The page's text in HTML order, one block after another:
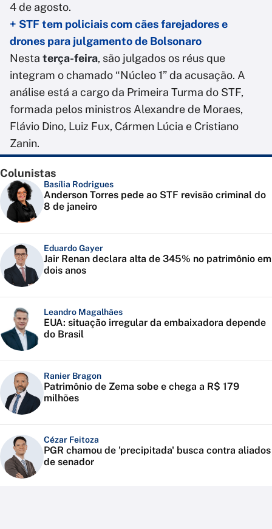
4 de agosto.
+ STF tem policiais com cães farejadores e
drones para julgamento de Bolsonaro
Nesta terça-feira, são julgados os réus que
integram o chamado “Núcleo 1” da acusação. A
análise está a cargo da Primeira Turma do STF,
formada pelos ministros Alexandre de Moraes,
Flávio Dino, Luiz Fux, Cármen Lúcia e Cristiano
Zanin.
Colunistas
Basília Rodrigues
Anderson Torres pede ao STF revisão criminal do
8 de janeiro
Eduardo Gayer
Jair Renan declara alta de 345% no patrimônio em
dois anos
Leandro Magalhães
EUA: situação irregular da embaixadora depende
do Brasil
Ranier Bragon
Patrimônio de Zema sobe e chega a R$ 179
milhões
Cézar Feitoza
PGR chamou de 'precipitada' busca contra aliados
de senador